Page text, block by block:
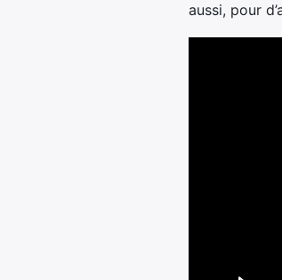
aussi, pour